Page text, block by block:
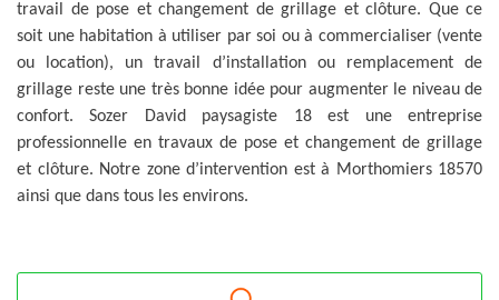
travail de pose et changement de grillage et clôture. Que ce
soit une habitation à utiliser par soi ou à commercialiser (vente
ou location), un travail d’installation ou remplacement de
grillage reste une très bonne idée pour augmenter le niveau de
confort. Sozer David paysagiste 18 est une entreprise
professionnelle en travaux de pose et changement de grillage
et clôture. Notre zone d’intervention est à Morthomiers 18570
ainsi que dans tous les environs.